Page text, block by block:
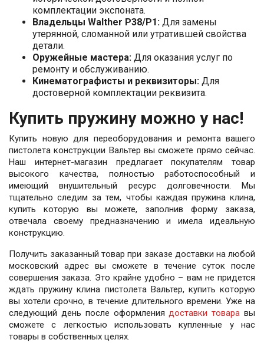
комплектации экспоната.
Владельцы Walther P38/P1: Для замены
утерянной, сломанной или утратившей свойства
детали.
Оружейные мастера: Для оказания услуг по
ремонту и обслуживанию.
Кинематографисты и реквизиторы: Для
достоверной комплектации реквизита.
Купить пружину можно у нас!
Купить новую для переоборудования и ремонта вашего
пистолета конструкции Вальтер вы сможете прямо сейчас.
Наш интернет-магазин предлагает покупателям товар
высокого качества, полностью работоспособный и
имеющий внушительный ресурс долговечности. Мы
тщательно следим за тем, чтобы каждая пружина клина,
купить которую вы можете, заполнив форму заказа,
отвечала своему предназначению и имела идеальную
конструкцию.
Получить заказанный товар при заказе доставки на любой
московский адрес вы сможете в течение суток после
совершения заказа. Это крайне удобно – вам не придется
ждать пружину клина пистолета Вальтер, купить которую
вы хотели срочно, в течение длительного времени. Уже на
следующий день после оформлениядоставки товара вы
сможете с легкостью использовать купленные у нас
товары в собственных целях.